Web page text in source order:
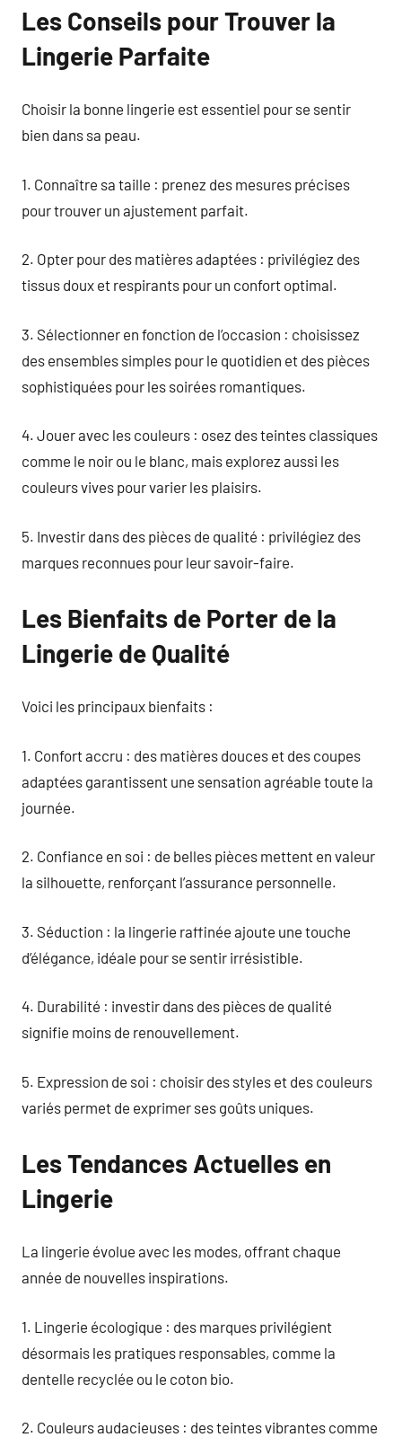
Les Conseils pour Trouver la
Lingerie Parfaite
Choisir la bonne lingerie est essentiel pour se sentir
bien dans sa peau.
1. Connaître sa taille : prenez des mesures précises
pour trouver un ajustement parfait.
2. Opter pour des matières adaptées : privilégiez des
tissus doux et respirants pour un confort optimal.
3. Sélectionner en fonction de l’occasion : choisissez
des ensembles simples pour le quotidien et des pièces
sophistiquées pour les soirées romantiques.
4. Jouer avec les couleurs : osez des teintes classiques
comme le noir ou le blanc, mais explorez aussi les
couleurs vives pour varier les plaisirs.
5. Investir dans des pièces de qualité : privilégiez des
marques reconnues pour leur savoir-faire.
Les Bienfaits de Porter de la
Lingerie de Qualité
Voici les principaux bienfaits :
1. Confort accru : des matières douces et des coupes
adaptées garantissent une sensation agréable toute la
journée.
2. Confiance en soi : de belles pièces mettent en valeur
la silhouette, renforçant l’assurance personnelle.
3. Séduction : la lingerie raffinée ajoute une touche
d’élégance, idéale pour se sentir irrésistible.
4. Durabilité : investir dans des pièces de qualité
signifie moins de renouvellement.
5. Expression de soi : choisir des styles et des couleurs
variés permet de exprimer ses goûts uniques.
Les Tendances Actuelles en
Lingerie
La lingerie évolue avec les modes, offrant chaque
année de nouvelles inspirations.
1. Lingerie écologique : des marques privilégient
désormais les pratiques responsables, comme la
dentelle recyclée ou le coton bio.
2. Couleurs audacieuses : des teintes vibrantes comme